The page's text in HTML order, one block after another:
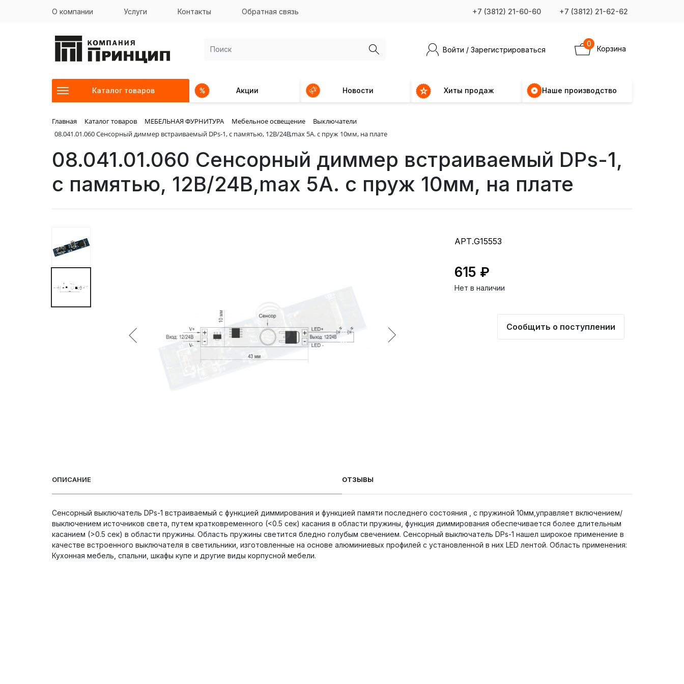
О компании Услуги Контакты Обратная связь +7 (3812) 21-60-60 +7 (3812) 21-62-62
Войти / Зарегистрироваться Корзина
0
Каталог товаров Акции Новости Хиты продаж Наше производство
Главная Каталог товаров МЕБЕЛЬНАЯ ФУРНИТУРА Мебельное освещение
Выключатели
08.041.01.060 Сенсорный диммер встраиваемый DPs-1, с памятью, 12В/24В,max 5A. с пруж 10мм, на плате
08.041.01.060 Сенсорный диммер встраиваемый DPs-1,
с памятью, 12В/24В,max 5A. с пруж 10мм, на плате
АРТ.G15553
615 ₽
Нет в наличии
Сообщить о поступлении
ОПИСАНИЕ ОТЗЫВЫ
Сенсорный выключатель DPs-1 встраиваемый с функцией диммирования и функцией памяти последнего состояния , с пружиной 10мм,управляет включением/
выключением источников света, путем кратковременного (<0.5 сек) касания в области пружины, функция диммирования обеспечивается более длительным
касанием (>0.5 сек) в области пружины. Область пружины светится бледно голубым свечением. Сенсорный выключатель DPs-1 нашел широкое применение в
качестве встроенного выключателя в светильники, изготовленные на основе алюминиевых профилей с установленной в них LED лентой. Область применения:
Кухонная мебель, спальни, шкафы купе и другие виды корпусной мебели.